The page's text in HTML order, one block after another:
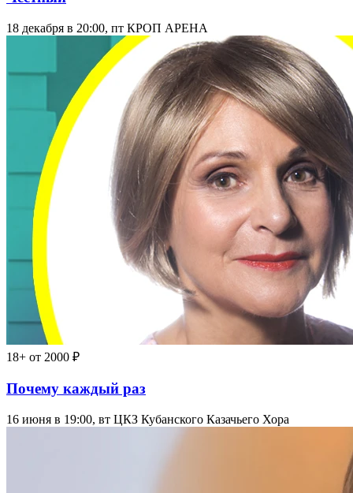
18 декабря в 20:00, пт КРОП АРЕНА
18+ от 2000 ₽
Почему каждый раз
16 июня в 19:00, вт ЦКЗ Кубанского Казачьего Хора